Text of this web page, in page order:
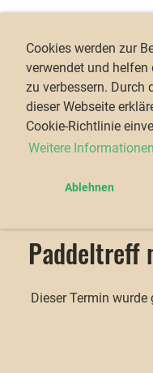
Cookies werden zur
verwendet und helfen
zu verbessern. Durch
dieser Webseite
Cookie-Richtlinie
Weitere Informationen
Ablehnen
e.V.
Zurück
Paddeltreff
Dieser Termin wurde